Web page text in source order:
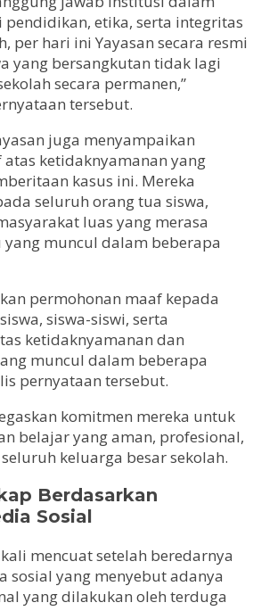
etika, serta integritas
per hari ini Yayasan secara resmi
yang bersangkutan tidak lagi
secara permanen,”
tersebut.
juga menyampaikan
ketidaknyamanan yang
kasus ini. Mereka
seluruh orang tua siswa,
luas yang merasa
muncul dalam beberapa
permohonan maaf kepada
siswa-siswi, serta
ketidaknyamanan dan
muncul dalam beberapa
pernyataan tersebut.
komitmen mereka untuk
belajar yang aman, profesional,
keluarga besar sekolah.
Berdasarkan
Sosial
mencuat setelah beredarnya
sosial yang menyebut adanya
yang dilakukan oleh terduga